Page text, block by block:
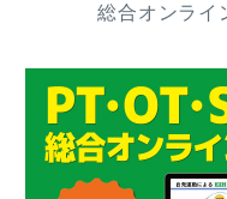
総合オンライ